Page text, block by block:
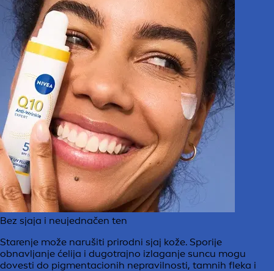
Bez sjaja i neujednačen ten
Starenje može narušiti prirodni sjaj kože. Sporije
obnavljanje ćelija i dugotrajno izlaganje suncu mogu
dovesti do pigmentacionih nepravilnosti, tamnih fleka i